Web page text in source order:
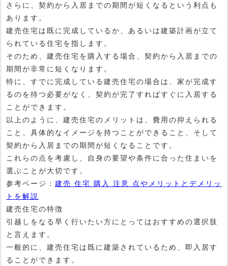
さらに、契約から入居までの期間が短くなるという利点も
あります。
建売住宅は既に完成しているか、あるいは建築計画が立て
られている住宅を指します。
そのため、建売住宅を購入する場合、契約から入居までの
期間が非常に短くなります。
特に、すでに完成している建売住宅の場合は、家が完成す
るのを待つ必要がなく、契約が完了すればすぐに入居する
ことができます。
以上のように、建売住宅のメリットは、費用の抑えられる
こと、具体的なイメージを持つことができること、そして
契約から入居までの期間が短くなることです。
これらの点を考慮し、自身の要望や条件に合った住まいを
選ぶことが大切です。
参考ページ： 建売 住宅 購入 注意 点やメリットとデメリッ
トを解説
建売住宅の特徴
引越しをなる早く行いたい方にとってはおすすめの選択肢
と言えます。
一般的に、建売住宅は既に建築されているため、即入居す
ることができます。